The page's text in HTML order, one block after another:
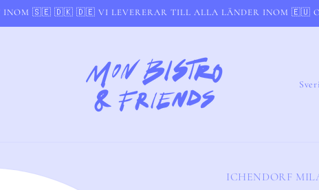
INOM 🇸🇪 🇩🇰 🇩🇪 VI LEVERERAR TILL ALLA LÄNDER INOM 🇪🇺
ICHENDORF